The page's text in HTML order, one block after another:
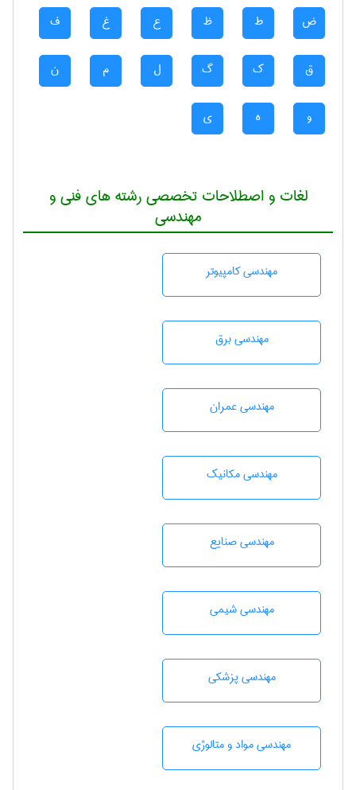
ض ط ظ ع غ ف
ق ک گ ل م ن
و ه ی
لغات و اصطلاحات تخصصی رشته های فنی و
مهندسی
مهندسی كامپيوتر
مهندسی برق
مهندسی عمران
مهندسی مکانیک
مهندسی صنايع
مهندسي شيمی
مهندسی پزشکی
مهندسی مواد و متالوژی